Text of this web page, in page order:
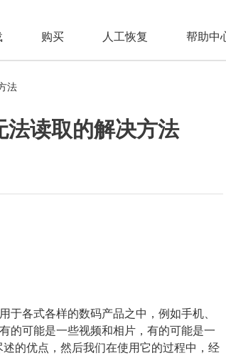
购买 人工恢复 帮助中
法
法读取的解决方法
于各式各样的数码产品之中，例如手机、
的可能是一些视频和相片，有的可能是一
的优点，然后我们在使用它的过程中，经